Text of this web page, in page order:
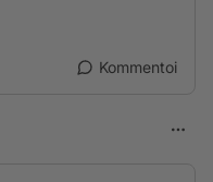
Kommentoi